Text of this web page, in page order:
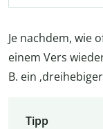
Je nachdem, wie
einem Vers
B. ein
Tipp